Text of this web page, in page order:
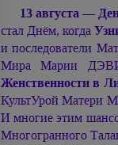
13 августа —
стал Днём, когда
и последователи
МираМарии
Женственности в
КультУрой Матери
И многие этим
Многогранного